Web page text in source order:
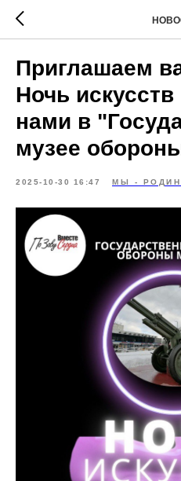
Приглашаем
Ночь
нами в
музее
2025-10-30 16:47 МЫ -